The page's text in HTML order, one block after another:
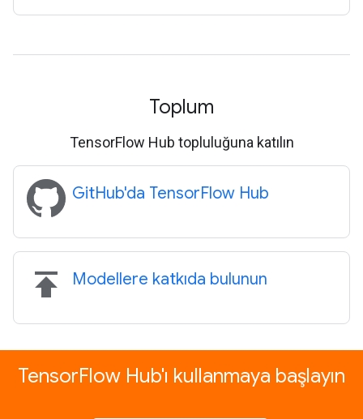
Toplum
TensorFlow Hub topluluğuna katılın
GitHub'da TensorFlow Hub
publish Modellere katkıda bulunun
TensorFlow Hub'ı kullanmaya başlayın